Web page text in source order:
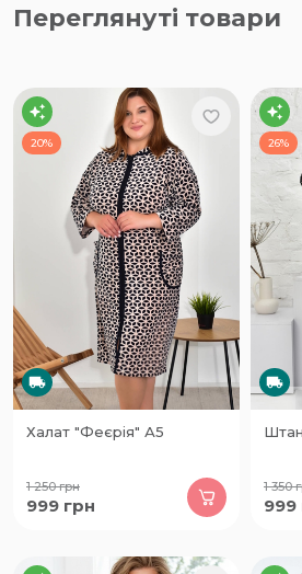
Переглянуті товари
20%
Халат "Феєрія" А5
1 250грн
999 грн
26%
1 350
999